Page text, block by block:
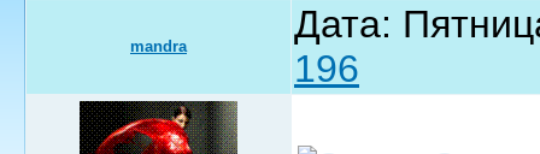
mandra
Дата:
196